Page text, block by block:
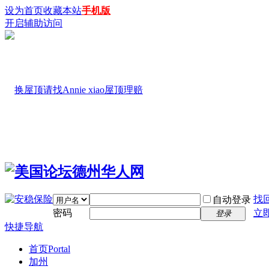
设为首页收藏本站手机版
开启辅助访问
自动登录 找
密码
登录
立
快捷导航
首页Portal
加州